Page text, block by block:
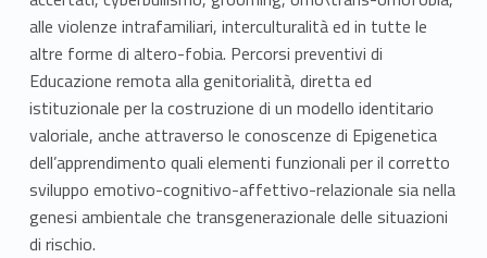
alle violenze intrafamiliari, interculturalità ed in tutte le
altre forme di altero-fobia. Percorsi preventivi di
Educazione remota alla genitorialità, diretta ed
istituzionale per la costruzione di un modello identitario
valoriale, anche attraverso le conoscenze di Epigenetica
dell’apprendimento quali elementi funzionali per il corretto
sviluppo emotivo-cognitivo-affettivo-relazionale sia nella
genesi ambientale che transgenerazionale delle situazioni
di rischio.